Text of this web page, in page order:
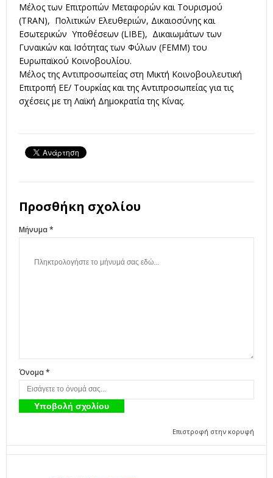
Μέλος των Επιτροπών Μεταφορών και Τουρισμού
(ΤRΑΝ), Πολιτικών Ελευθεριών, Δικαιοσύνης και
Εσωτερικών Υποθέσεων (LIBE), Δικαιωμάτων των
Γυναικών και Ισότητας των Φύλων (FEMM) του
Ευρωπαϊκού Κοινοβουλίου.
Μέλος της Αντιπροσωπείας στη Μικτή Κοινοβουλευτική
Επιτροπή ΕΕ/ Τουρκίας και της Αντιπροσωπείας για τις
σχέσεις με τη Λαϊκή Δημοκρατία της Κίνας.
Προσθήκη σχολίου
Μήνυμα *
Όνομα *
Επιστροφή στην κορυφή